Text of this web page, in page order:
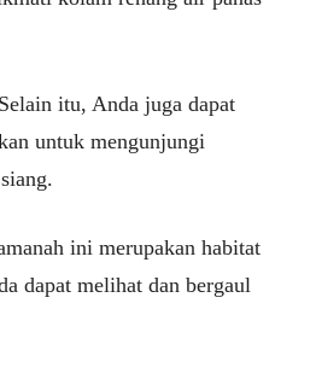
itu, Anda juga dapat
untuk mengunjungi
ini merupakan habitat
dapat melihat dan bergaul